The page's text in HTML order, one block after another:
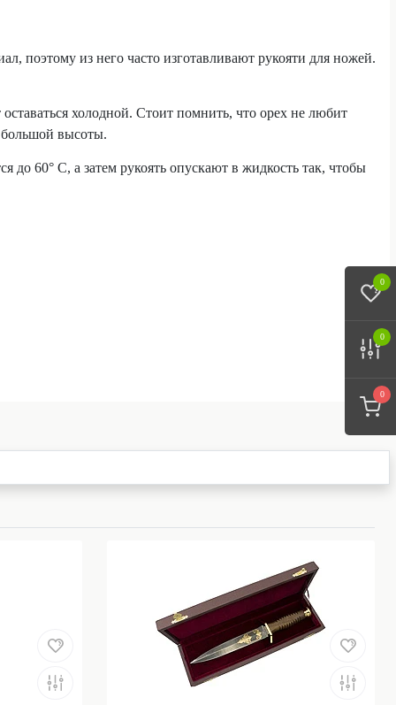
0
0
0
поэтому из него часто изготавливают рукояти для ножей.
холодной. Стоит помнить, что орех не любит
большой высоты.
до 60° C, а затем рукоять опускают в жидкость так, чтобы